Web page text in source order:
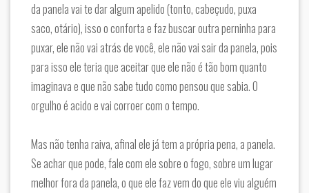
da panela vai te dar algum apelido (tonto, cabeçudo, puxa
saco, otário), isso o conforta e faz buscar outra perninha para
puxar, ele não vai atrás de você, ele não vai sair da panela, pois
para isso ele teria que aceitar que ele não é tão bom quanto
imaginava e que não sabe tudo como pensou que sabia. O
orgulho é acido e vai corroer com o tempo.
Mas não tenha raiva, afinal ele já tem a própria pena, a panela.
Se achar que pode, fale com ele sobre o fogo, sobre um lugar
melhor fora da panela, o que ele faz vem do que ele viu alguém